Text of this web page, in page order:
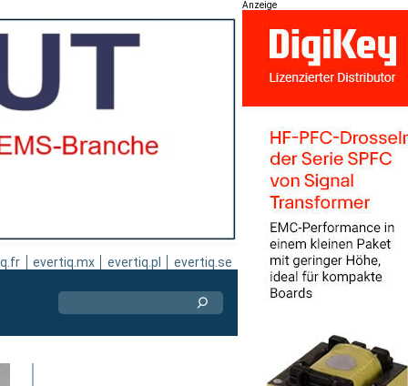
evertiq.mx evertiq.pl evertiq.se
Anzeige